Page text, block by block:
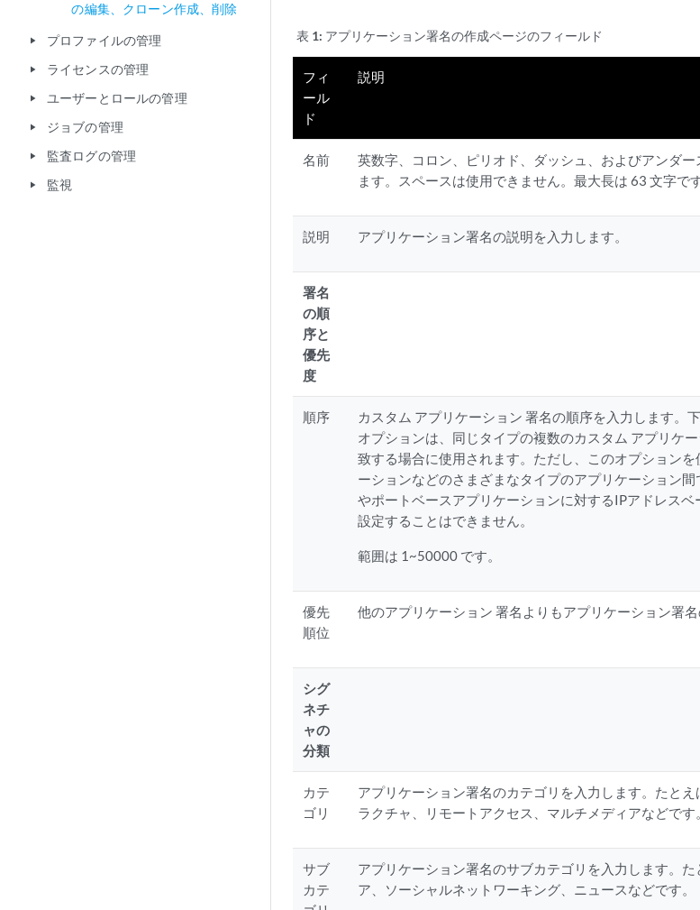
の編集、クローン作成、削除
play_arrow プロファイルの管理
play_arrow ライセンスの管理
play_arrow ユーザーとロールの管理
play_arrow ジョブの管理
play_arrow 監査ログの管理
play_arrow 監視
表 1: アプリケーション署名の作成ページのフィールド
フィ
ール
ド
説明
名前
英数字、コロン、ピリオド、ダッシュ、およびアンダ
ます。スペースは使用できません。最大長は 63 文字です
説明 アプリケーション署名の説明を入力します。
署名
の順
序と
優先
度
順序
カスタム アプリケーション 署名の順序を入力します。
オプションは、同じタイプの複数のカスタム アプリケ
致する場合に使用されます。ただし、このオプション
ーションなどのさまざまなタイプのアプリケーション
やポートベースアプリケーションに対するIPアドレス
設定することはできません。
範囲は 1~50000 です。
優先
順位
他のアプリケーション 署名よりもアプリケーション署
シグ
ネチ
ャの
分類
カテ
ゴリ
アプリケーション署名のカテゴリを入力します。たと
ラクチャ、リモートアクセス、マルチメディアなどです
サブ
カテ
アプリケーション署名のサブカテゴリを入力します。
ア、ソーシャルネットワーキング、ニュースなどです。